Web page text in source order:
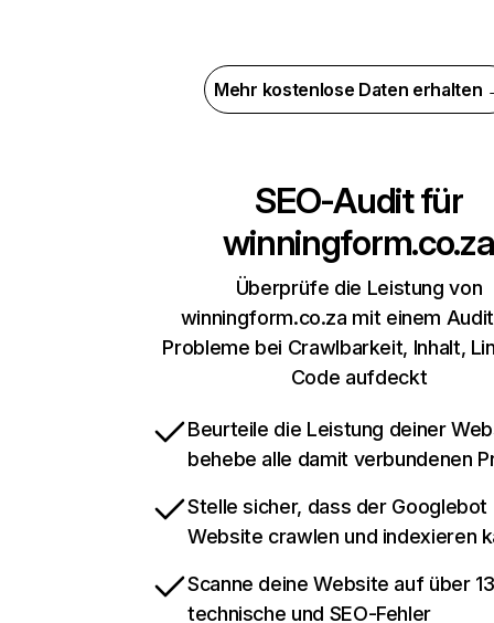
Mehr kostenlose Daten erhalten
SEO-Audit für
winningform.co.za
Überprüfe die Leistung von
winningform.co.za mit einem
Probleme bei Crawlbarkeit, Inhalt,
Code aufdeckt
Beurteile die Leistung deiner
behebe alle damit verbundenen
Stelle sicher, dass der Googlebot
Website crawlen und indexieren
Scanne deine Website auf über
technische und SEO-Fehler